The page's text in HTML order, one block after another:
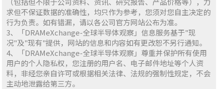
求但不保证数据的准确性，均只作为参考，您须对您自主决定的
行为负责。如有错漏，请以各公司官方网站公布为准。
3、「DRAMeXchange-全球半导体观察」信息服务基于"现
况"及"现有"提供，网站的信息和内容如有更改恕不另行通知。
4、「DRAMeXchange-全球半导体观察」尊重并保护所有使用
用户的个人隐私权，您注册的用户名、电子邮件地址等个人资
料，非经您亲自许可或根据相关法律、法规的强制性规定，不会
主动地泄露给第三方。